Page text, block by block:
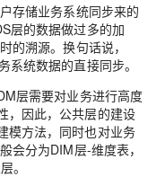
存储业务系统同步来的
层的数据做过多的加
的溯源。换句话说，
统数据的直接同步。
层需要对业务进行高度
，因此，公共层的建设
模方法，同时也对业务
会分为DIM层-维度表，
。